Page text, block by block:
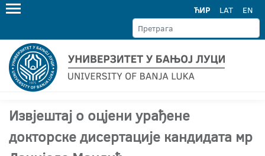
ЋИР LAT EN
Извјештај о оцјени урађене
докторске дисертације кандидата мр